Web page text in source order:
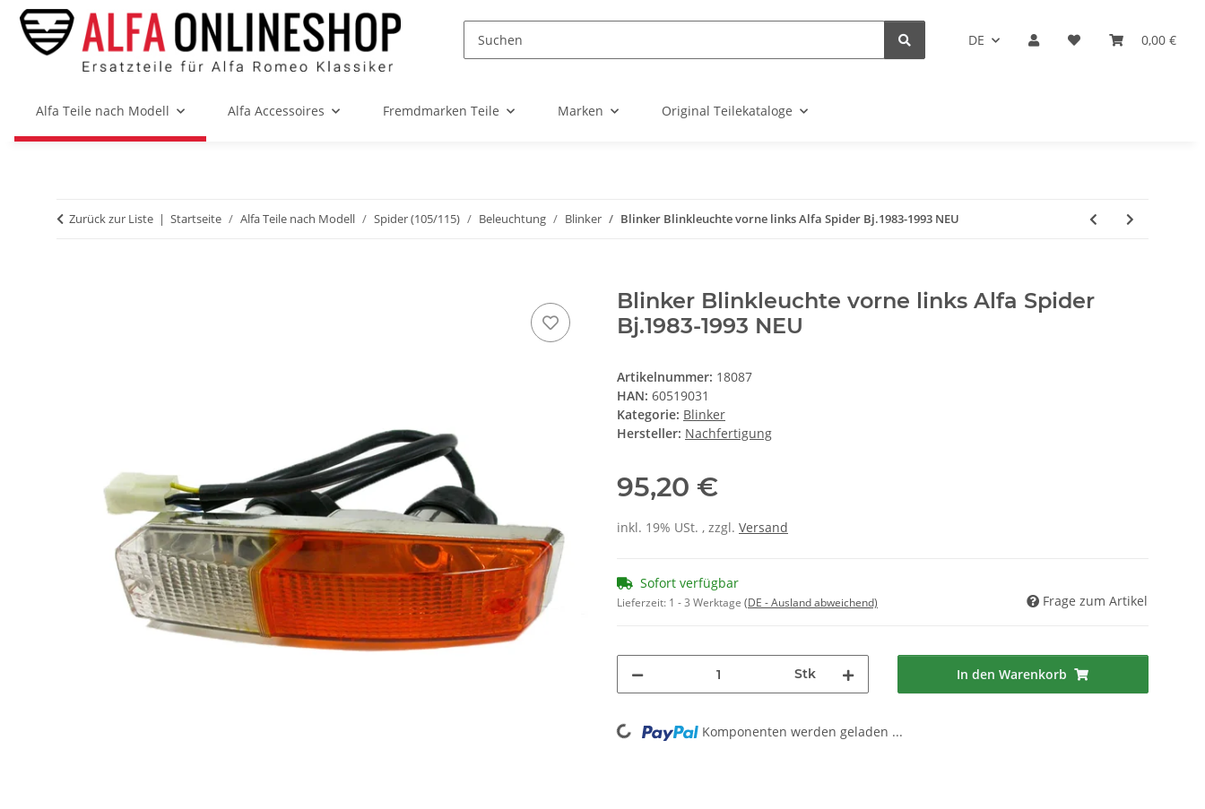
DE 0,00 €
Alfa Teile nach Modell Alfa Accessoires Fremdmarken Teile Marken Original Teilekataloge
Zurück zur Liste Startseite Alfa Teile nach Modell Spider (105/115) Beleuchtung Blinker Blinker Blinkleuchte vorne links Alfa Spider Bj.1983-1993 NEU
Blinker Blinkleuchte vorne links Alfa Spider
Bj.1983-1993 NEU
Artikelnummer: 18087
HAN: 60519031
Kategorie: Blinker
Hersteller: Nachfertigung
95,20 €
inkl. 19% USt. , zzgl. Versand
Sofort verfügbar
Lieferzeit: 1 - 3 Werktage (DE - Ausland abweichend) Frage zum Artikel
Stk In den Warenkorb
Loading... Komponenten werden geladen ...